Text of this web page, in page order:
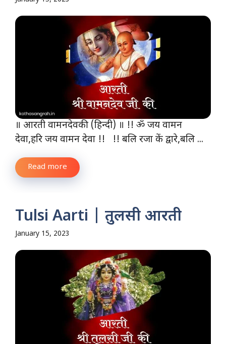
॥ आरती वामनदेवकी (हिन्दी) ॥ !! ॐ जय वामन
देवा,हरि जय वामन देवा !! !! बलि रजा कें द्वारे,बलि ...
Read more
Tulsi Aarti | तुलसी आरती
January 15, 2023